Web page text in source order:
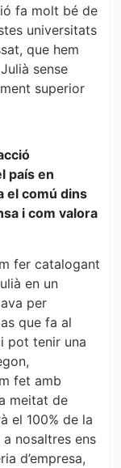
fa molt bé de
universitats
que hem
sense
superior
país en
el comú dins
i com valora
fer catalogant
en un
per
que fa al
pot tenir una
fet amb
meitat de
el 100% de la
nosaltres ens
d’empresa,